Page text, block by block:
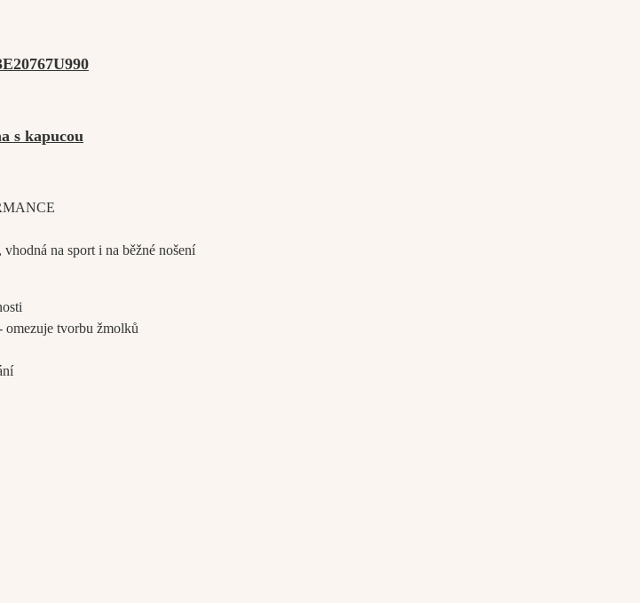
s kapucou
na sport i na běžné nošení
omezuje tvorbu žmolků